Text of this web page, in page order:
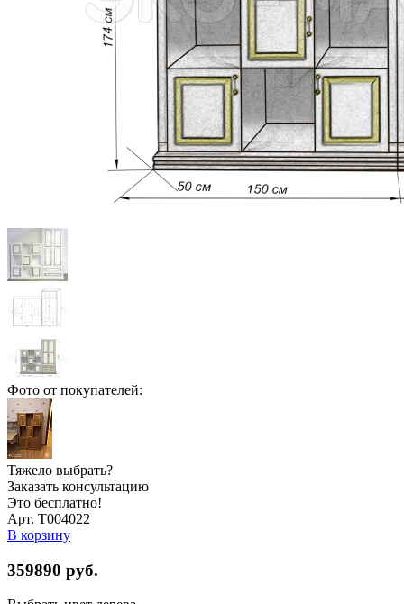
Фото от покупателей:
Тяжело выбрать?
Заказать консультацию
Это бесплатно!
Арт. Т004022
В корзину
359890 руб.